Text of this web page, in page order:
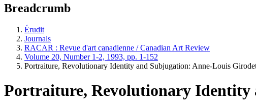
Breadcrumb
Érudit
Journals
RACAR : Revue d'art canadienne / Canadian Art Review
Volume 20, Number 1-2, 1993, pp. 1-152
Portraiture, Revolutionary Identity and Subjugation: Anne-Louis
Portraiture, Revolutionary Identity